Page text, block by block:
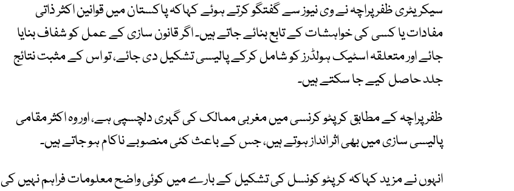
سیکریٹری ظفر پراچہ نے وی نیوز سے گفتگو کرتے ہوئے کہاکہ پاکستان میں قوانین اکثر ذاتی
مفادات یا کسی کی خواہشات کے تابع بنائے جاتے ہیں۔ اگر قانون سازی کے عمل کو شفاف بنایا
جائے اور متعلقہ اسٹیک ہولڈرز کو شامل کرکے پالیسی تشکیل دی جائے، تو اس کے مثبت نتائج
جلد حاصل کیے جا سکتے ہیں۔
ظفر پراچہ کے مطابق کرپٹو کرنسی میں مغربی ممالک کی گہری دلچسپی ہے، اور وہ اکثر مقامی
پالیسی سازی میں بھی اثر انداز ہوتے ہیں، جس کے باعث کئی منصوبے ناکام ہو جاتے ہیں۔
انہوں نے مزید کہاکہ کرپٹو کونسل کی تشکیل کے بارے میں کوئی واضح معلومات فراہم نہیں کی